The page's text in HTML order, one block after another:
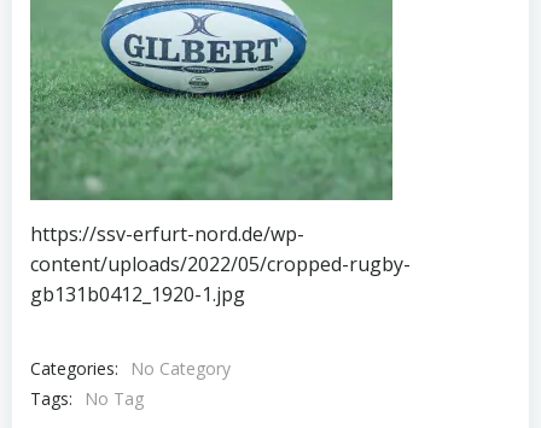
https://ssv-erfurt-nord.de/wp-
content/uploads/2022/05/cropped-rugby-
gb131b0412_1920-1.jpg
Categories:
No Category
Tags:
No Tag